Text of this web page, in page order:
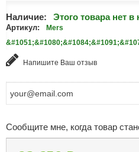
Наличие: Этого товара нет в
Артикул:
Mers
Напишите Ваш отзыв
Сообщите мне, когда товар